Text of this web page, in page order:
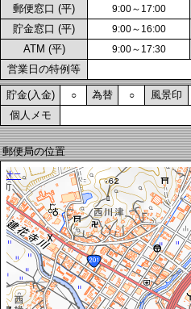
郵便窓口 (平) 9:00～17:00
貯金窓口 (平) 9:00～16:00
ATM (平) 9:00～17:30
営業日の特例等
貯金(入金) ○ 為替 ○ 風景印
個人メモ
郵便局の位置